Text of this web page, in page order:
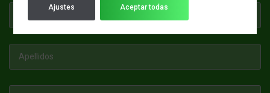
Aceptar todas
Ajustes